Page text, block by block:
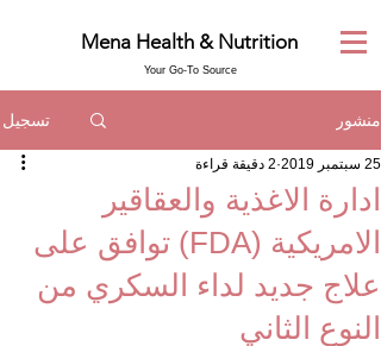
Mena Health & Nutrition
Your Go-To Source
منشور تسجيل
ادارة الاغذية والعقاقير
الامريكية (FDA) توافق على
علاج جديد لداء السكري من
النوع الثاني
25 سبتمبر 2019 2 دقيقة قراءة